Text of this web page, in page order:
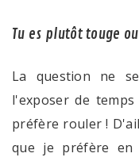
Tu es plutôt touge
La question ne
l'exposer de
préfère rouler !
que je préfère